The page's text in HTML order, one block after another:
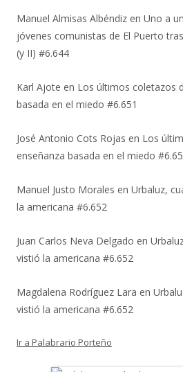
Manuel Almisas Albéndiz en Uno a
jóvenes comunistas de El Puerto
(y II) #6.644
Karl Ajote en Los últimos coletazos
basada en el miedo #6.651
José Antonio Cots Rojas en Los
enseñanza basada en el miedo
Manuel Justo Morales en Urbaluz,
la americana #6.652
Juan Carlos Neva Delgado en
vistió la americana #6.652
Magdalena Rodríguez Lara en
vistió la americana #6.652
Ir a Palabrario Porteño